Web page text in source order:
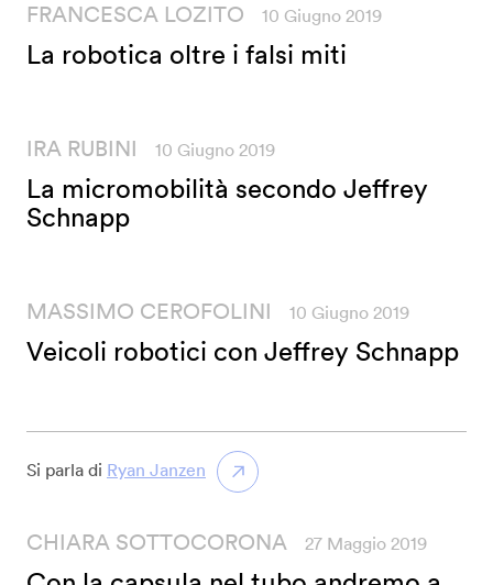
FRANCESCA LOZITO 10 Giugno 2019
La robotica oltre i falsi miti
IRA RUBINI 10 Giugno 2019
La micromobilità secondo Jeffrey
Schnapp
MASSIMO CEROFOLINI 10 Giugno 2019
Veicoli robotici con Jeffrey Schnapp
Si parla di Ryan Janzen
CHIARA SOTTOCORONA 27 Maggio 2019